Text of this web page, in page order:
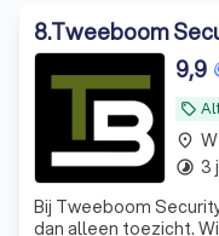
8.Tweeboom
local_offer
9,9
Bij Tweeboom
dan alleen toezicht.
place
timelapse 3